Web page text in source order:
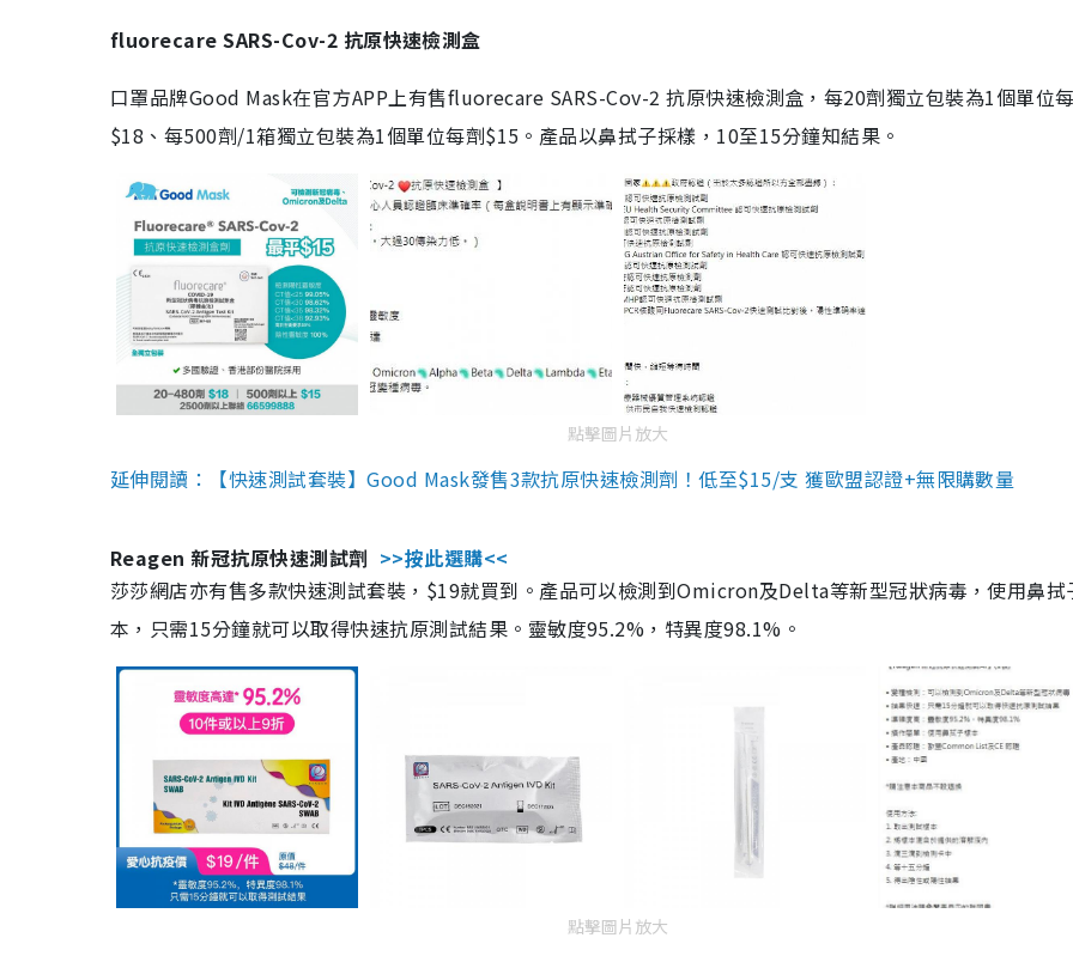
fluorecare SARS-Cov-2 抗原快速檢測盒
口罩品牌Good Mask在官方APP上有售fluorecare SARS-Cov-2 抗原快速檢測盒，每20劑獨立包裝為1個單位
$18、每500劑/1箱獨立包裝為1個單位每劑$15。產品以鼻拭子採樣，10至15分鐘知結果。
點擊圖片放大
延伸閱讀：【快速測試套裝】Good Mask發售3款抗原快速檢測劑！低至$15/支 獲歐盟認證+無限購數量
Reagen 新冠抗原快速測試劑 >>按此選購<<
莎莎網店亦有售多款快速測試套裝，$19就買到。產品可以檢測到Omicron及Delta等新型冠狀病毒，使用鼻拭
本，只需15分鐘就可以取得快速抗原測試結果。靈敏度95.2%，特異度98.1%。
點擊圖片放大